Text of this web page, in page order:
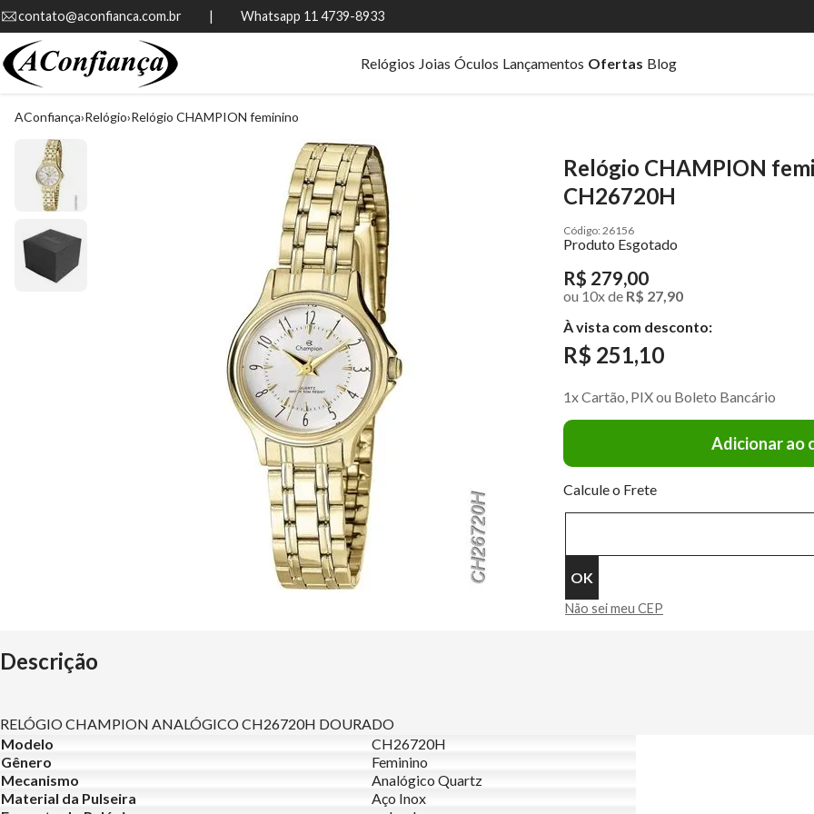
contato@aconfianca.com.br          |          Whatsapp 11 4739-8933
Relógios Joias Óculos Lançamentos Ofertas Blog
AConfiança Relógio Relógio CHAMPION feminino
Relógio CHAMPION
CH26720H
26156
Produto Esgotado
R$ 279,00
ou 10xde R$ 27,90
À vista com desconto:
R$ 251,10
1x Cartão, PIX ou Boleto Bancário
Adicionar ao
Calcule o Frete
Não sei meu CEP
Descrição
RELÓGIO CHAMPION ANALÓGICO CH26720H DOURADO
Modelo
CH26720H
Gênero
Feminino
Mecanismo
Analógico Quartz
Material da Pulseira
Aço Inox